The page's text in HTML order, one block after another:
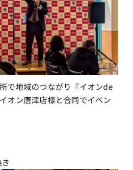
で地域のつながり『イオンde
オン唐津店様と合同でイベン